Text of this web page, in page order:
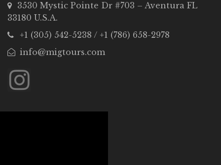
3530 Mystic Pointe Dr #703 – Aventura FL
33180 U.S.A.
+1 (305) 542-5238 / +1 (786) 658-2978
info@migtours.com